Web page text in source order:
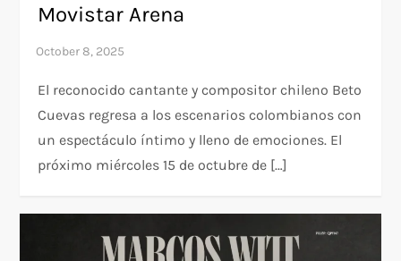
Movistar Arena
El reconocido cantante y compositor chileno Beto
Cuevas regresa a los escenarios colombianos con
un espectáculo íntimo y lleno de emociones. El
próximo miércoles 15 de octubre de […]